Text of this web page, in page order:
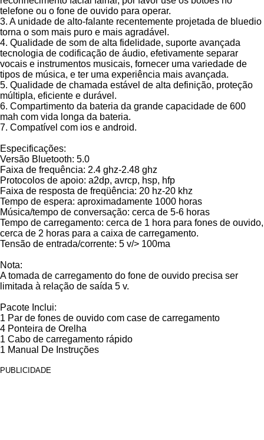
telefone ou o fone de ouvido para operar.
3. A unidade de alto-falante recentemente projetada de bluedio
torna o som mais puro e mais agradável.
4. Qualidade de som de alta fidelidade, suporte avançada
tecnologia de codificação de áudio, efetivamente separar
vocais e instrumentos musicais, fornecer uma variedade de
tipos de música, e ter uma experiência mais avançada.
5. Qualidade de chamada estável de alta definição, proteção
múltipla, eficiente e durável.
6. Compartimento da bateria da grande capacidade de 600
mah com vida longa da bateria.
7. Compatível com ios e android.
Especificações:
Versão Bluetooth: 5.0
Faixa de frequência: 2.4 ghz-2.48 ghz
Protocolos de apoio: a2dp, avrcp, hsp, hfp
Faixa de resposta de freqüência: 20 hz-20 khz
Tempo de espera: aproximadamente 1000 horas
Música/tempo de conversação: cerca de 5-6 horas
Tempo de carregamento: cerca de 1 hora para fones de ouvido,
cerca de 2 horas para a caixa de carregamento.
Tensão de entrada/corrente: 5 v/> 100ma
Nota:
A tomada de carregamento do fone de ouvido precisa ser
limitada à relação de saída 5 v.
Pacote Inclui:
1 Par de fones de ouvido com case de carregamento
4 Ponteira de Orelha
1 Cabo de carregamento rápido
1 Manual De Instruções
PUBLICIDADE